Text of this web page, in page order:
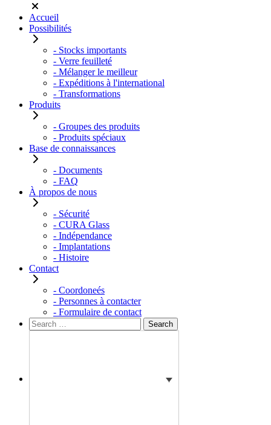
Accueil
Possibilités
- Stocks importants
- Verre feuilleté
- Mélanger le meilleur
- Expéditions à l'international
- Transformations
Produits
- Groupes des produits
- Produits spéciaux
Base de connaissances
- Documents
- FAQ
À propos de nous
- Sécurité
- CURA Glass
- Indépendance
- Implantations
- Histoire
Contact
- Coordoneés
- Personnes à contacter
- Formulaire de contact
Rechercher :
Search